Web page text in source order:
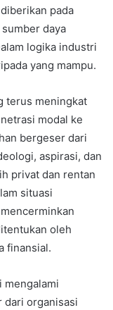
pada
daya
logika industri
yang mampu.
terus meningkat
modal ke
bergeser dari
aspirasi, dan
privat dan rentan
situasi
oleh
finansial.
mengalami
dari organisasi